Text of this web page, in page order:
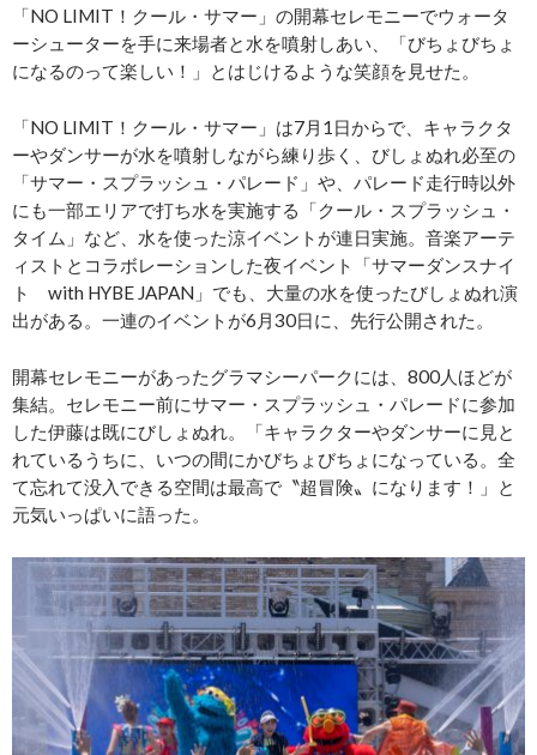
「NO LIMIT！クール・サマー」の開幕セレモニーでウォータ
ーシューターを手に来場者と水を噴射しあい、「びちょびちょ
になるのって楽しい！」とはじけるような笑顔を見せた。
「NO LIMIT！クール・サマー」は7月1日からで、キャラクタ
ーやダンサーが水を噴射しながら練り歩く、びしょぬれ必至の
「サマー・スプラッシュ・パレード」や、パレード走行時以外
にも一部エリアで打ち水を実施する「クール・スプラッシュ・
タイム」など、水を使った涼イベントが連日実施。音楽アーテ
ィストとコラボレーションした夜イベント「サマーダンスナイ
ト with HYBE JAPAN」でも、大量の水を使ったびしょぬれ演
出がある。一連のイベントが6月30日に、先行公開された。
開幕セレモニーがあったグラマシーパークには、800人ほどが
集結。セレモニー前にサマー・スプラッシュ・パレードに参加
した伊藤は既にびしょぬれ。「キャラクターやダンサーに見と
れているうちに、いつの間にかびちょびちょになっている。全
て忘れて没入できる空間は最高で〝超冒険〟になります！」と
元気いっぱいに語った。